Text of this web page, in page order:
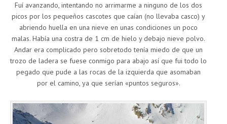
Fuí avanzando, intentando no arrimarme a ninguno de los dos
picos por los pequeños cascotes que caían (no llevaba casco) y
abriendo huella en una nieve en unas condiciones un poco
malas. Había una costra de 1 cm de hielo y debajo nieve polvo.
Andar era complicado pero sobretodo tenía miedo de que un
trozo de ladera se fuese conmigo para abajo así que fui todo lo
pegado que pude a las rocas de la izquierda que asomaban
por el camino, ya que serían «puntos seguros».